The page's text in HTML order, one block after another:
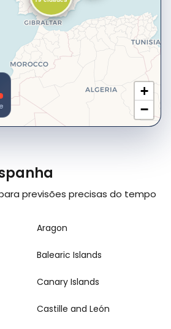
+
−
previsões precisas do tempo
Aragon
Balearic Islands
Canary Islands
Castille and León